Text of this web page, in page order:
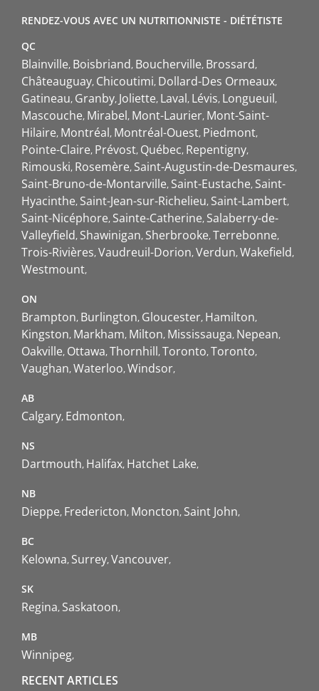
RENDEZ-VOUS AVEC UN NUTRITIONNISTE - DIÉTÉTISTE
QC
Blainville Boisbriand Boucherville Brossard
Châteauguay Chicoutimi Dollard-Des Ormeaux
Gatineau Granby Joliette Laval Lévis Longueuil
Mascouche Mirabel Mont-Laurier Mont-Saint-
Hilaire Montréal Montréal-Ouest Piedmont
Pointe-Claire Prévost Québec Repentigny
Rimouski Rosemère Saint-Augustin-de-Desmaures
Saint-Bruno-de-Montarville Saint-Eustache Saint-
Hyacinthe Saint-Jean-sur-Richelieu Saint-Lambert
Saint-Nicéphore Sainte-Catherine Salaberry-de-
Valleyfield Shawinigan Sherbrooke Terrebonne
Trois-Rivières Vaudreuil-Dorion Verdun Wakefield
Westmount
ON
Brampton Burlington Gloucester Hamilton
Kingston Markham Milton Mississauga Nepean
Oakville Ottawa Thornhill Toronto Toronto
Vaughan Waterloo Windsor
AB
Calgary Edmonton
NS
Dartmouth Halifax Hatchet Lake
NB
Dieppe Fredericton Moncton Saint John
BC
Kelowna Surrey Vancouver
SK
Regina Saskatoon
MB
Winnipeg
RECENT ARTICLES